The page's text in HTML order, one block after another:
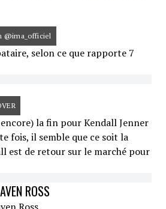
@ima_officiel
selon ce que rapporte 7
la fin pour Kendall Jenner
fois, il semble que ce soit la
est de retour sur le marché pour
ROSS